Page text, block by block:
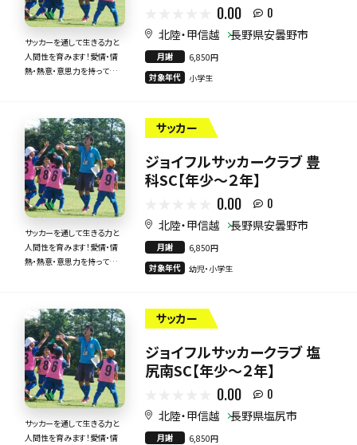
サッカーを通して生きる力と
人間性を育みます！愛情・情
熱・熱意・意思力を持って全
0.00 0
北陸・甲信越 長野県安曇野市
月謝
6,850円
対象年代
小学生
サッカーを通して生きる力と
人間性を育みます！愛情・情
熱・熱意・意思力を持って全
サッカー
ジョイフルサッカークラブ 豊
科SC【年少～２年】
0.00 0
北陸・甲信越 長野県安曇野市
月謝
6,850円
対象年代
幼児・小学生
サッカーを通して生きる力と
人間性を育みます！愛情・情
サッカー
ジョイフルサッカークラブ 塩
尻南SC【年少～２年】
0.00 0
北陸・甲信越 長野県塩尻市
月謝
6,850円